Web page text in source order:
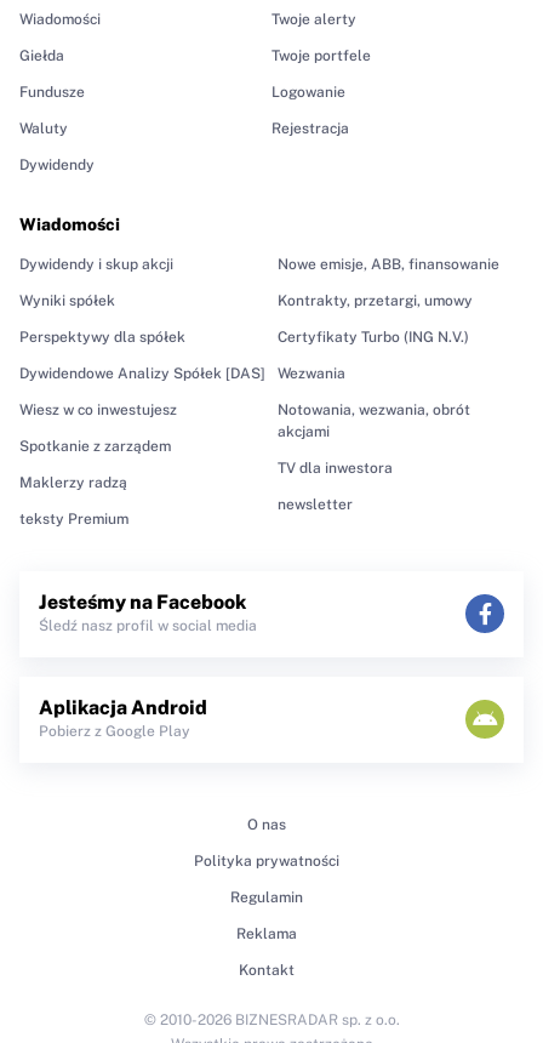
Wiadomości
Giełda
Fundusze
Waluty
Dywidendy
Wiadomości
Dywidendy i skup akcji
Wyniki spółek
Perspektywy dla spółek
Dywidendowe Analizy Spółek [DAS]
Wiesz w co inwestujesz
Spotkanie z zarządem
Maklerzy radzą
teksty Premium
Nowe emisje, ABB, finansowanie
Kontrakty, przetargi, umowy
Certyfikaty Turbo (ING N.V.)
Wezwania
Notowania, wezwania, obrót
akcjami
TV dla inwestora
newsletter
Twoje alerty
Twoje portfele
Logowanie
Rejestracja
Jesteśmy na Facebook
Śledź nasz profil w social media
Aplikacja Android
Pobierz z Google Play
O nas
Polityka prywatności
Regulamin
Reklama
Kontakt
© 2010-2026 BIZNESRADAR sp. z o.o.